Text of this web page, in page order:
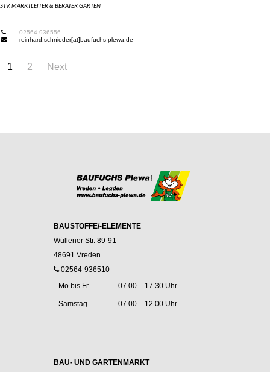
STV. MARKTLEITER & BERATER GARTEN
02564-936556
reinhard.schnieder[at]baufuchs-plewa.de
1 2 Next
BAUSTOFFE/-ELEMENTE
Wüllener Str. 89-91
48691 Vreden
02564-936510
Mo bis Fr
07.00 – 17.30 Uhr
Samstag 07.00 – 12.00 Uhr
BAU- UND GARTENMARKT